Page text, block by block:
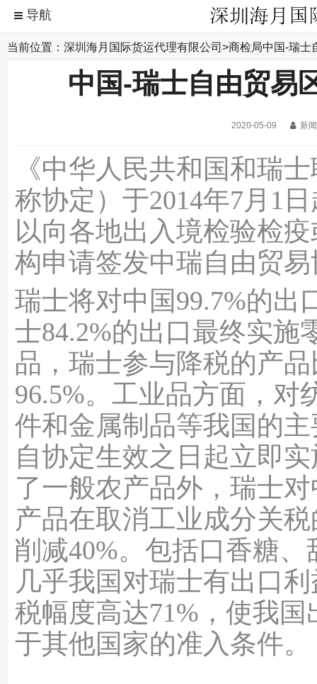
当前位置： 深圳海月国际货运代理有限公司 >商检局中国-瑞士
中国-瑞士自由贸易
2020-05-09 新
《中华人民共和国和瑞
称协定）于2014年7月1
以向各地出入境检验检
构申请签发中瑞自由贸
瑞士将对中国99.7%的出
士84.2%的出口最终实施
品，瑞士参与降税的产
96.5%。工业品方面，对
件和金属制品等我国的
自协定生效之日起立即
了一般农产品外，瑞士
产品在取消工业成分关
削减40%。包括口香糖
几乎我国对瑞士有出口
税幅度高达71%，使我
于其他国家的准入条件。